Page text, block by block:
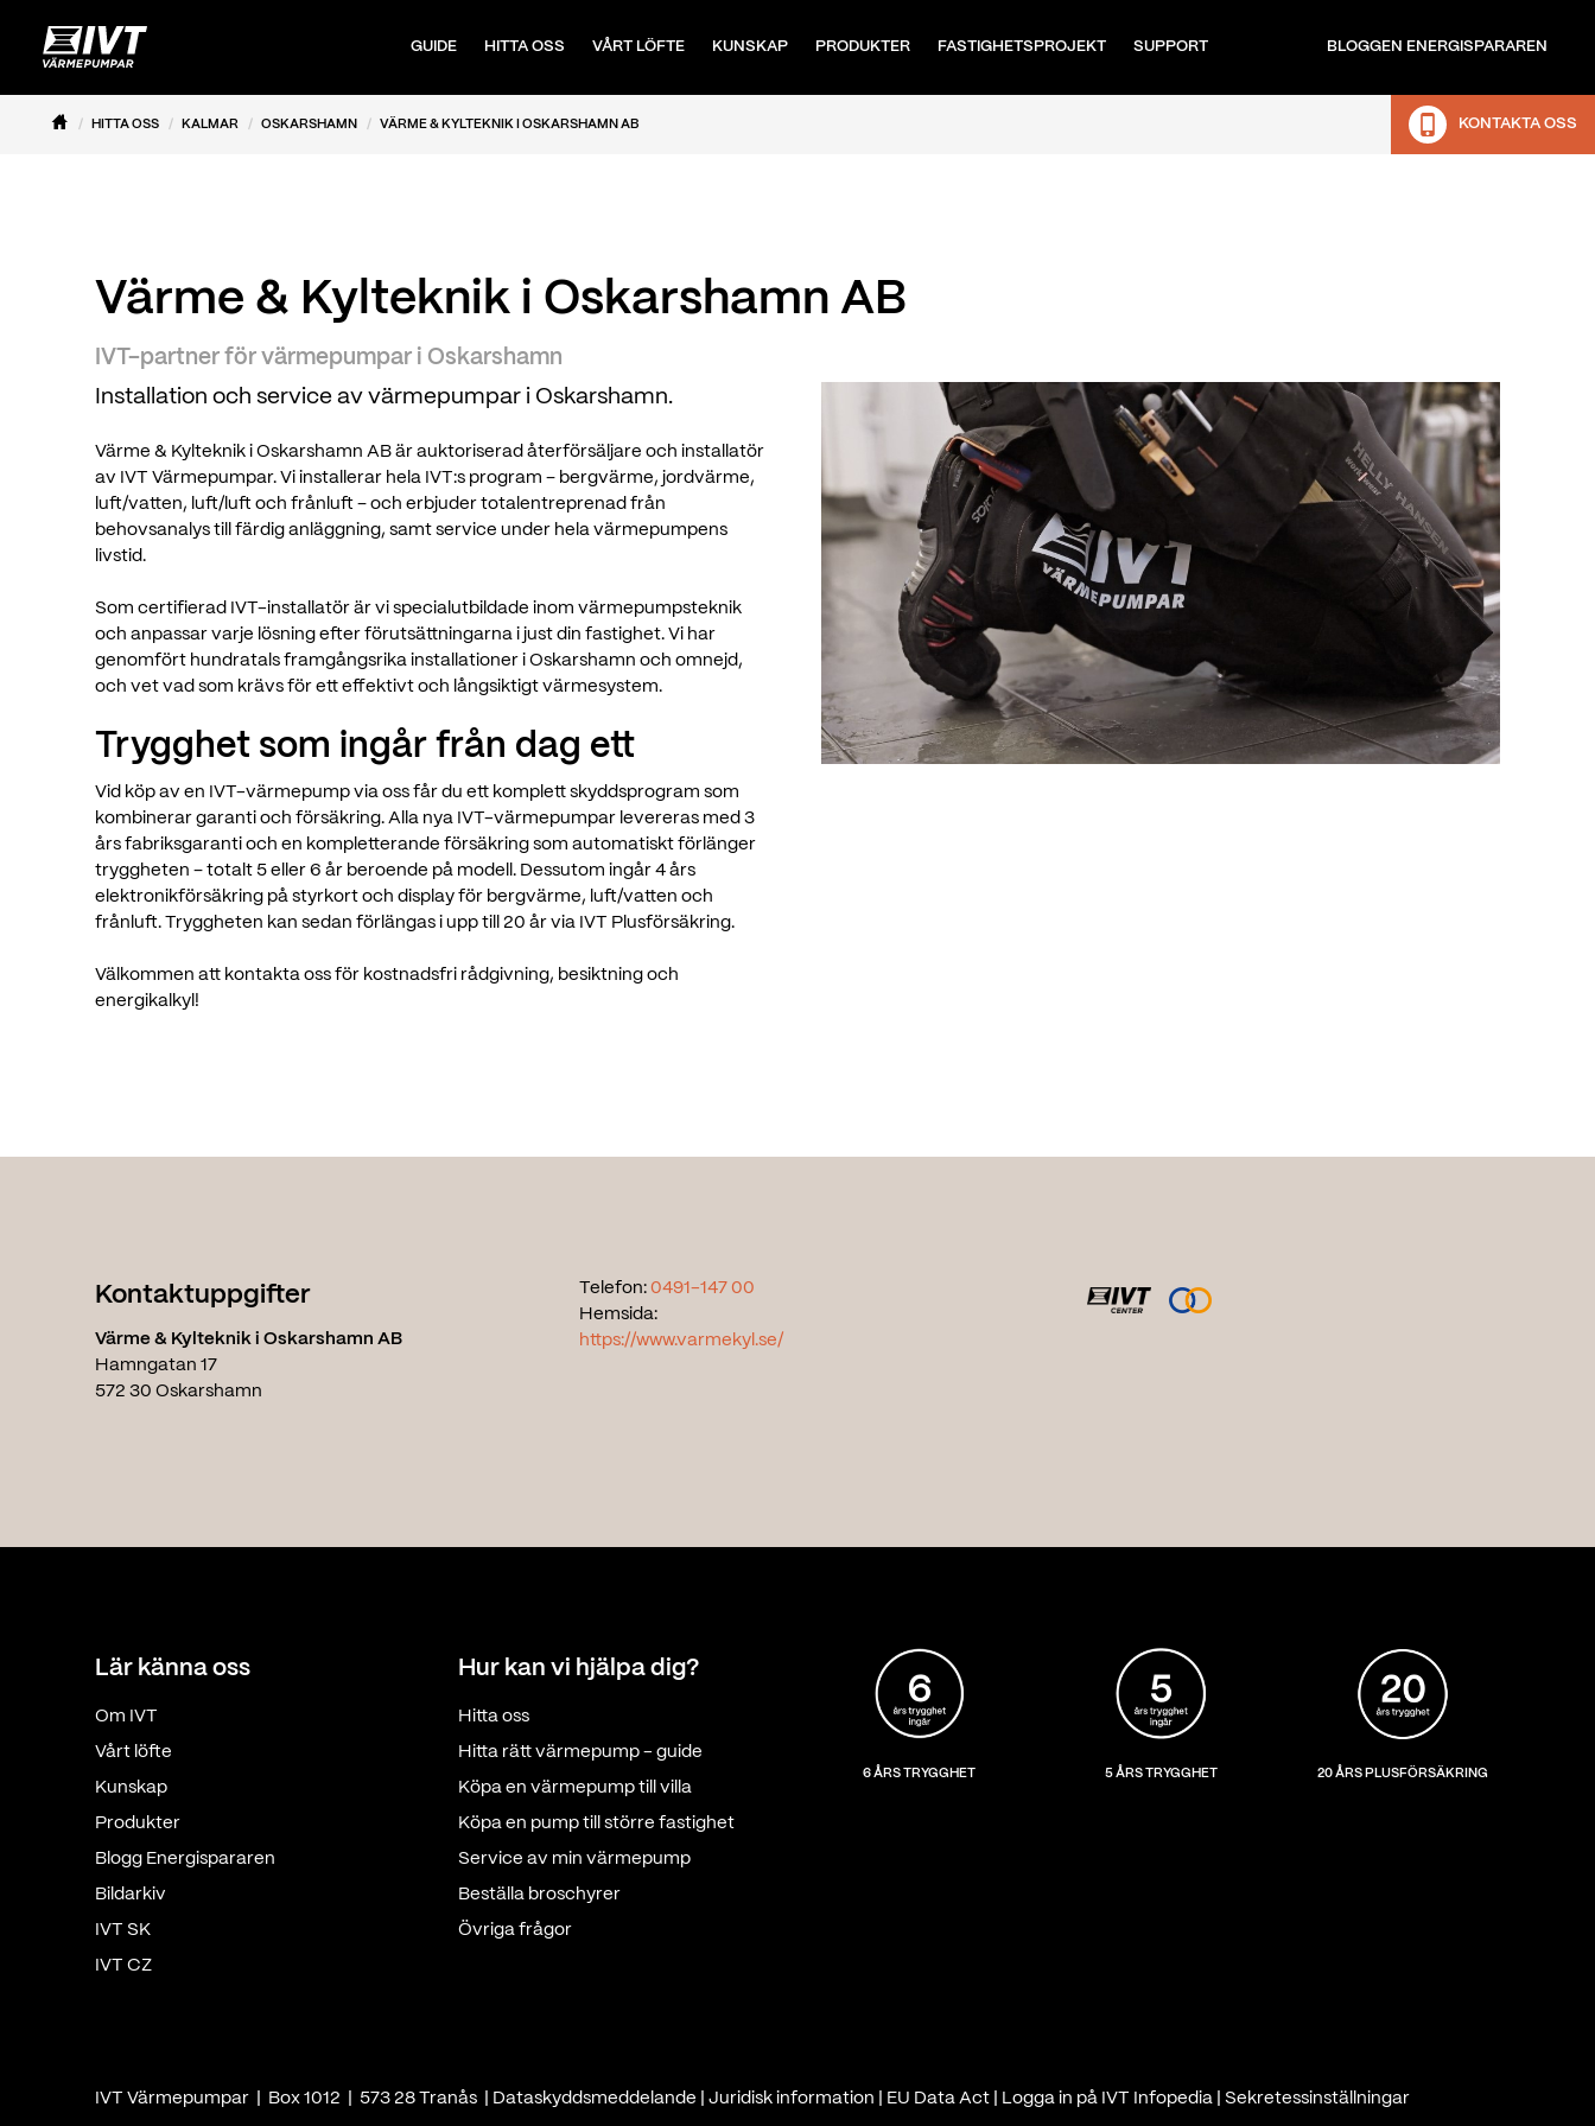
GUIDE HITTA OSS VÅRT LÖFTE KUNSKAP PRODUKTER FASTIGHETSPROJEKT SUPPORT BLOGGEN ENERGISPARAREN
HITTA OSS KALMAR OSKARSHAMN VÄRME & KYLTEKNIK I OSKARSHAMN AB KONTAKTA OSS
Värme & Kylteknik i Oskarshamn AB
IVT-partner för värmepumpar i Oskarshamn
Installation och service av värmepumpar i Oskarshamn.
Värme & Kylteknik i Oskarshamn AB är auktoriserad återförsäljare och installatör
av IVT Värmepumpar. Vi installerar hela IVT:s program – bergvärme, jordvärme,
luft/vatten, luft/luft och frånluft – och erbjuder totalentreprenad från
behovsanalys till färdig anläggning, samt service under hela värmepumpens
livstid.
Som certifierad IVT-installatör är vi specialutbildade inom värmepumpsteknik
och anpassar varje lösning efter förutsättningarna i just din fastighet. Vi har
genomfört hundratals framgångsrika installationer i Oskarshamn och omnejd,
och vet vad som krävs för ett effektivt och långsiktigt värmesystem.
Trygghet som ingår från dag ett
Vid köp av en IVT-värmepump via oss får du ett komplett skyddsprogram som
kombinerar garanti och försäkring. Alla nya IVT-värmepumpar levereras med 3
års fabriksgaranti och en kompletterande försäkring som automatiskt förlänger
tryggheten – totalt 5 eller 6 år beroende på modell. Dessutom ingår 4 års
elektronikförsäkring på styrkort och display för bergvärme, luft/vatten och
frånluft. Tryggheten kan sedan förlängas i upp till 20 år via IVT Plusförsäkring.
Välkommen att kontakta oss för kostnadsfri rådgivning, besiktning och
energikalkyl!
Kontaktuppgifter
Värme & Kylteknik i Oskarshamn AB
Hamngatan 17
572 30 Oskarshamn
Telefon: 0491-147 00
Hemsida:
https://www.varmekyl.se/
Lär känna oss
Om IVT
Vårt löfte
Kunskap
Produkter
Blogg Energispararen
Bildarkiv
IVT SK
IVT CZ
Hur kan vi hjälpa dig?
Hitta oss
Hitta rätt värmepump - guide
Köpa en värmepump till villa
Köpa en pump till större fastighet
Service av min värmepump
Beställa broschyrer
Övriga frågor
6 ÅRS TRYGGHET 5 ÅRS TRYGGHET 20 ÅRS PLUSFÖRSÄKRING
IVT Värmepumpar | Box 1012 | 573 28 Tranås | Dataskyddsmeddelande Juridisk information EU Data Act Logga in på IVT Infopedia Sekretessinställningar